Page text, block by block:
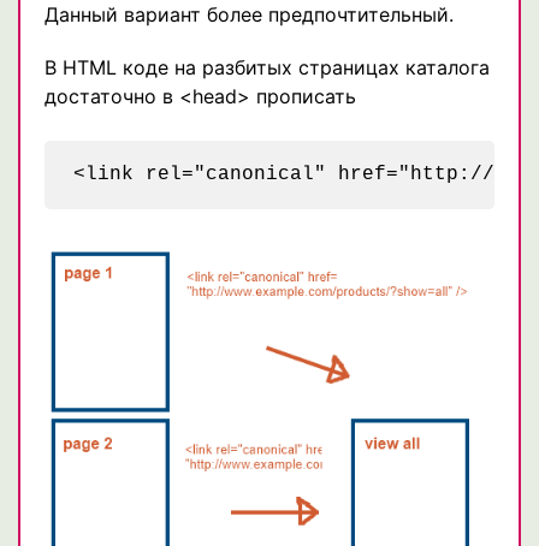
Данный вариант более предпочтительный.
В HTML коде на разбитых страницах каталога
достаточно в <head> прописать